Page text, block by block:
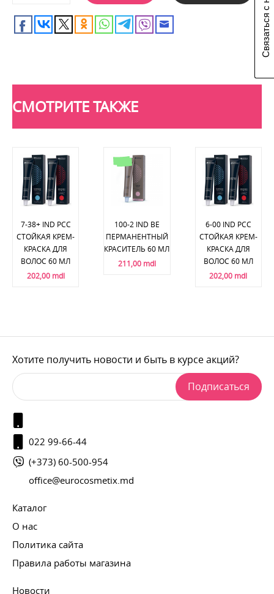
Связаться с нами
СМОТРИТЕ ТАКЖЕ
7-38+ IND PCC
СТОЙКАЯ КРЕМ-
КРАСКА ДЛЯ
ВОЛОС 60 МЛ
202,00 mdl
100-2 IND BE
ПЕРМАНЕНТНЫЙ
КРАСИТЕЛЬ 60 МЛ
211,00 mdl
6-00 IND PCC
СТОЙКАЯ КРЕМ-
КРАСКА ДЛЯ
ВОЛОС 60 МЛ
202,00 mdl
Хотите получить новости и быть в курсе акций?
Подписаться
022 99-66-44
(+373) 60-500-954
office@eurocosmetix.md
Каталог
О нас
Политика сайта
Правила работы магазина
Новости